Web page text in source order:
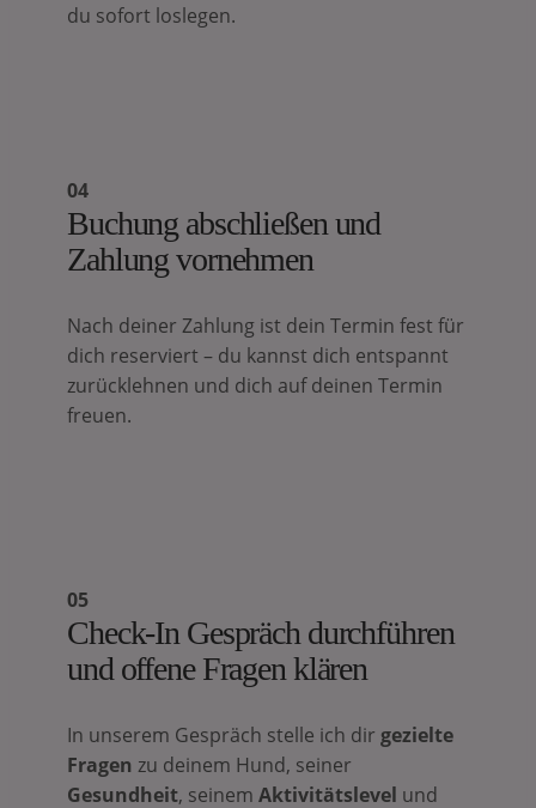
du sofort loslegen.
04
Buchung abschließen und
Zahlung vornehmen
Nach deiner Zahlung ist dein Termin fest für
dich reserviert – du kannst dich entspannt
zurücklehnen und dich auf deinen Termin
freuen.
05
Check-In Gespräch durchführen
und offene Fragen klären
In unserem Gespräch stelle ich dir gezielte
Fragen zu deinem Hund, seiner
Gesundheit, seinem Aktivitätslevel und